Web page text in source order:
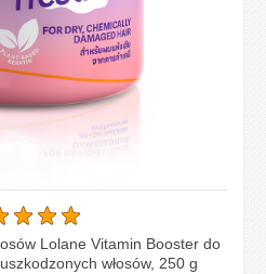
Lolane Vitamin Booster do
włosów, 250 g